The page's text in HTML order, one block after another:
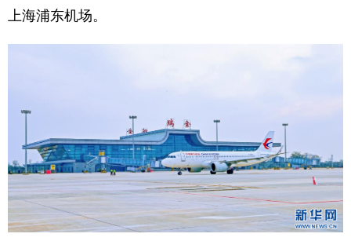
新疆
Русский язык 日本語
Deutsch Português
上海浦东机场。